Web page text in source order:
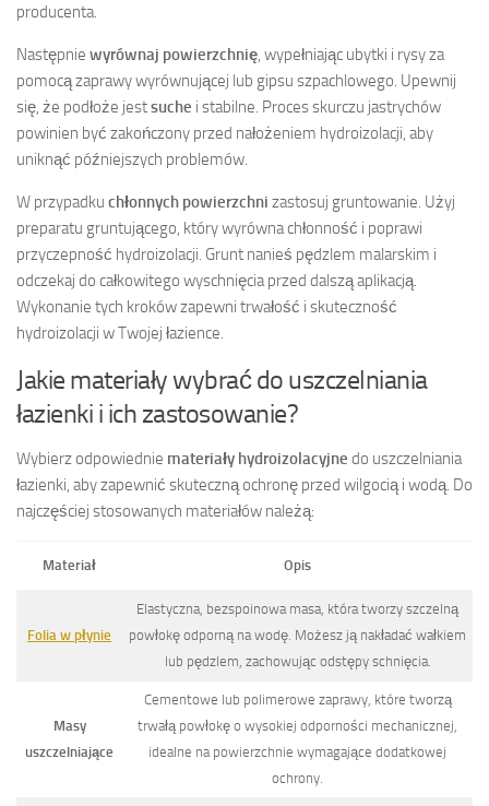
producenta.
Następnie wyrównaj powierzchnię , wypełniając ubytki i rysy za
pomocą zaprawy wyrównującej lub gipsu szpachlowego. Upewnij
się, że podłoże jestsuche i stabilne. Proces skurczu jastrychów
powinien być zakończony przed nałożeniem hydroizolacji, aby
uniknąć późniejszych problemów.
W przypadku chłonnych powierzchni zastosuj gruntowanie. Użyj
preparatu gruntującego, który wyrówna chłonność i poprawi
przyczepność hydroizolacji. Grunt nanieś pędzlem malarskim i
odczekaj do całkowitego wyschnięcia przed dalszą aplikacją.
Wykonanie tych kroków zapewni trwałość i skuteczność
hydroizolacji w Twojej łazience.
Jakie materiały wybrać do uszczelniania
łazienki i ich zastosowanie?
Wybierz odpowiednie materiały hydroizolacyjne do uszczelniania
łazienki, aby zapewnić skuteczną ochronę przed wilgocią i wodą. Do
najczęściej stosowanych materiałów należą:
Materiał Opis
Folia w płynie
Elastyczna, bezspoinowa masa, która tworzy szczelną
powłokę odporną na wodę. Możesz ją nakładać wałkiem
lub pędzlem, zachowując odstępy schnięcia.
Masy
uszczelniające
Cementowe lub polimerowe zaprawy, które tworzą
trwałą powłokę o wysokiej odporności mechanicznej,
idealne na powierzchnie wymagające dodatkowej
ochrony.